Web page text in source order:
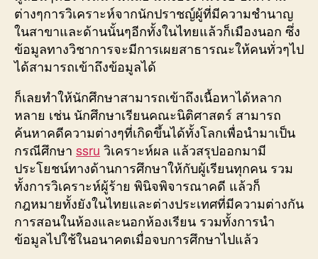
ต่างๆการวิเคราะห์จากนักปราชญ์ผู้ที่มีความชำนาญ
ในสาขาและด้านนั้นๆอีกทั้งในไทยแล้วก็เมืองนอก ซึ่ง
ข้อมูลทางวิชาการจะมีการเผยสาธารณะให้คนทั่วๆไป
ได้สามารถเข้าถึงข้อมูลได้
ก็เลยทำให้นักศึกษาสามารถเข้าถึงเนื้อหาได้หลาก
หลาย เช่น นักศึกษาเรียนคณะนิติศาสตร์ สามารถ
ค้นหาคดีความต่างๆที่เกิดขึ้นได้ทั้งโลกเพื่อนำมาเป็น
กรณีศึกษา ssru วิเคราะห์ผล แล้วสรุปออกมามี
ประโยชน์ทางด้านการศึกษาให้กับผู้เรียนทุกคน รวม
ทั้งการวิเคราะห์ผู้ร้าย พินิจพิจารณาคดี แล้วก็
กฎหมายทั้งยังในไทยและต่างประเทศที่มีความต่างกัน
การสอนในห้องและนอกห้องเรียน รวมทั้งการนำ
ข้อมูลไปใช้ในอนาคตเมื่อจบการศึกษาไปแล้ว